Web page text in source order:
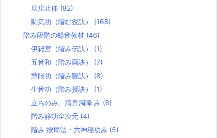
戻戻止痛 (82)
調気功（階む授訣） (168)
階み段階の録音教材 (46)
伊雑宮（階み伝訣） (1)
五音和（階み画訣） (7)
慧眼功（階み観訣） (8)
生音功（階み授訣） (1)
立ちのみ、清昇濁降 み (8)
階み静功全次元 (4)
階み 按摩法・六神秘功み (5)